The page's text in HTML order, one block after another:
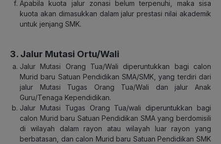
Apabila kuota jalur zonasi belum terpenuhi, maka sisa
kuota akan dimasukkan dalam jalur prestasi nilai akademik
untuk jenjang SMK.
3. Jalur Mutasi Ortu/Wali
Jalur Mutasi Orang Tua/Wali diperuntukkan bagi calon
Murid baru Satuan Pendidikan SMA/SMK, yang terdiri dari
jalur Mutasi Tugas Orang Tua/Wali dan jalur Anak
Guru/Tenaga Kependidikan.
Jalur Mutasi Tugas Orang Tua/wali diperuntukkan bagi
calon Murid baru Satuan Pendidikan SMA yang berdomisili
di wilayah dalam rayon atau wilayah luar rayon yang
berbatasan, dan calon Murid baru Satuan Pendidikan SMK